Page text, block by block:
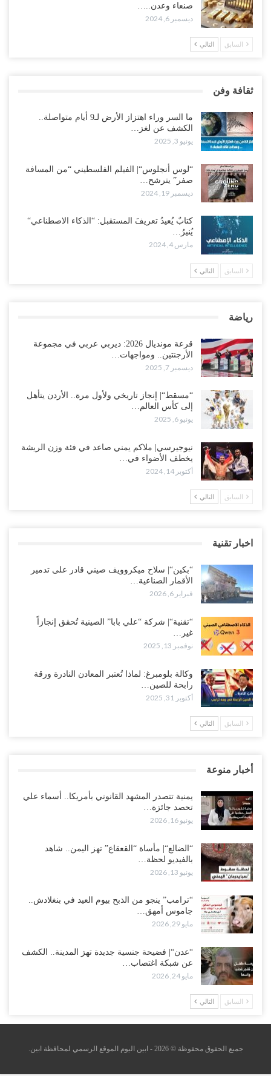
صنعاء وعدن..…
ديسمبر 6, 2024
السابق التالي
ثقافة وفن
ما السر وراء اهتزاز الأرض لـ9 أيام متواصلة..
الكشف عن لغز…
يونيو 3, 2025
“لوس أنجلوس“| الفيلم الفلسطيني “من المسافة
صفر” يترشح…
ديسمبر 19, 2024
كتابٌ يُعيدُ تعريفَ المستقبل: “الذكاء الاصطناعي“
يُنيرُ…
مارس 4, 2024
السابق التالي
رياضة
قرعة مونديال 2026: ديربي عربي في مجموعة
الأرجنتين.. ومواجهات…
ديسمبر 7, 2025
“مسقط“| إنجاز تاريخي ولأول مرة.. الأردن يتأهل
إلى كأس العالم…
يونيو 6, 2025
نيوجيرسي| ملاكم يمني صاعد في فئة وزن الريشة
يخطف الأضواء في…
أكتوبر 14, 2024
السابق التالي
اخبار تقنية
“بكين“| سلاح ميكروويف صيني قادر على تدمير
الأقمار الصناعية…
فبراير 6, 2026
“تقنية“| شركة “علي بابا” الصينية تُحقق إنجازاً
غير…
نوفمبر 13, 2025
وكالة بلومبرغ: لماذا تُعتبر المعادن النادرة ورقة
رابحة للصين…
أكتوبر 31, 2025
السابق التالي
أخبار منوعة
يمنية تتصدر المشهد القانوني بأمريكا.. أسماء علي
تحصد جائزة…
يونيو 16, 2026
“الضالع“| مأساة “القعقاع” تهز اليمن.. شاهد
بالفيديو لحظة…
يونيو 13, 2026
“ترامب” ينجو من الذبح بيوم العيد في بنغلادش..
جاموس أمهق…
مايو 29, 2026
“عدن“| فضيحة جنسية جديدة تهز المدينة.. الكشف
عن شبكة اغتصاب…
مايو 24, 2026
السابق التالي
جميع الحقوق محقوظة © 2026 - ابين اليوم الموقع الرسمي لمحافظة ابين.